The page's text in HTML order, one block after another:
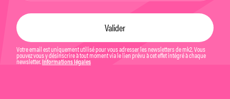
Votre email est uniquement utilisé pour vous adresser les newsletters de mk2. Vous
pouvez vous y désinscrire à tout moment via le lien prévu à cet effet intégré à chaque
newsletter. Informations légales